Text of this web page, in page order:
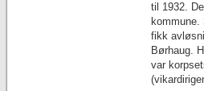
til 1932.
fikk
Børhaug.
var